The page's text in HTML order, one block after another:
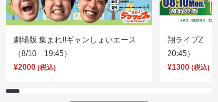
劇場版 集まれ!!ギャンしょいエース
（8/10 19:45）
¥2000 (税込)
翔ライブZ
20:45）
¥1300 (税込)